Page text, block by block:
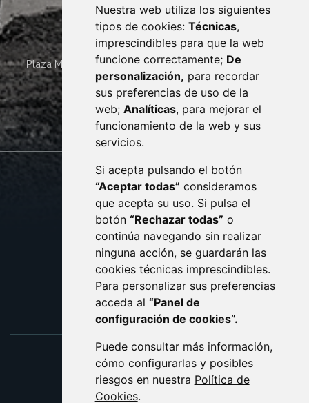
Nuestra web utiliza los siguientes
tipos de cookies: Técnicas,
imprescindibles para que la web
funcione correctamente; De
personalización, para recordar
sus preferencias de uso de la
web; Analíticas, para mejorar el
funcionamiento de la web y sus
servicios.
Si acepta pulsando el botón
“Aceptar todas” consideramos
que acepta su uso. Si pulsa el
botón “Rechazar todas” o
continúa navegando sin realizar
ninguna acción, se guardarán las
cookies técnicas imprescindibles.
Para personalizar sus preferencias
acceda al “Panel de
configuración de cookies”.
Puede consultar más información,
cómo configurarlas y posibles
riesgos en nuestra Política de
Cookies.
Plaza Mayor 4 22400 MONZÓN - ARAGÓN (ESPAÑA)
· (34) 974 400 700 ·
sac@monzon.es
monzon.es
CONTACTO
AVISO LEGAL
PROTECCIÓN DE DATOS
POLÍTICA DE COOKIES
ACCESIBILIDAD
ENLACE EXTERNO AL